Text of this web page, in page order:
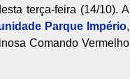
terça-feira (14/10). A
Parque Império,
Comando Vermelho